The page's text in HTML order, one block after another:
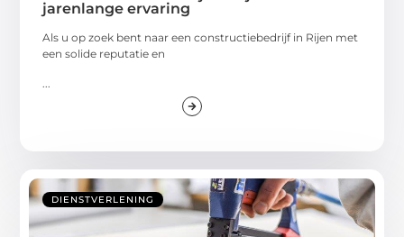
jarenlange ervaring
Als u op zoek bent naar een constructiebedrijf in Rijen met
een solide reputatie en
DIENSTVERLENING